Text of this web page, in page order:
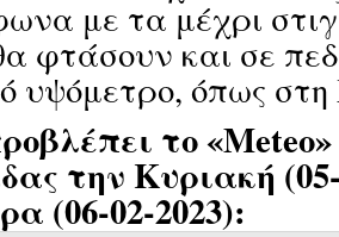
με τα μέχρι
φτάσουν και σε
υψόμετρο, όπως
το
την Κυριακή
(06-02-2023):